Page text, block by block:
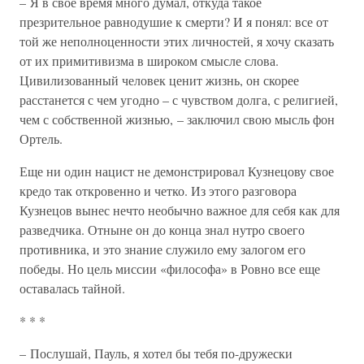
презрительное равнодушие к смерти? И я понял: все от
той же неполноценности этих личностей, я хочу сказать
от их примитивизма в широком смысле слова.
Цивилизованный человек ценит жизнь, он скорее
расстанется с чем угодно – с чувством долга, с религией,
чем с собственной жизнью, – заключил свою мысль фон
Ортель.
Еще ни один нацист не демонстрировал Кузнецову свое
кредо так откровенно и четко. Из этого разговора
Кузнецов вынес нечто необычно важное для себя как для
разведчика. Отныне он до конца знал нутро своего
противника, и это знание служило ему залогом его
победы. Но цель миссии «философа» в Ровно все еще
оставалась тайной.
* * *
– Послушай, Пауль, я хотел бы тебя по-дружески